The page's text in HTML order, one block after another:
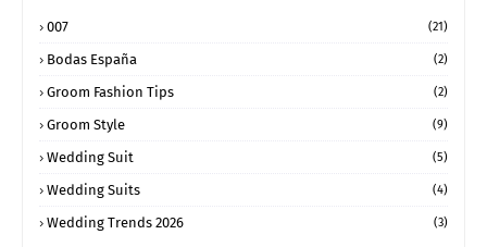
007 (21)
Bodas España (2)
Groom Fashion Tips (2)
Groom Style (9)
Wedding Suit (5)
Wedding Suits (4)
Wedding Trends 2026 (3)